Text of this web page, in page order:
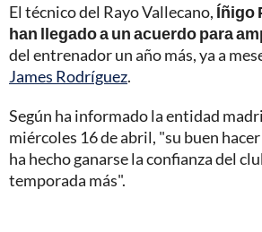
El técnico del Rayo Vallecano, Íñigo
han llegado a un acuerdo para
del entrenador un año más, ya a
James Rodríguez.
Según ha informado la entidad
miércoles 16 de abril, "su buen
ha hecho ganarse la confianza del
temporada más".